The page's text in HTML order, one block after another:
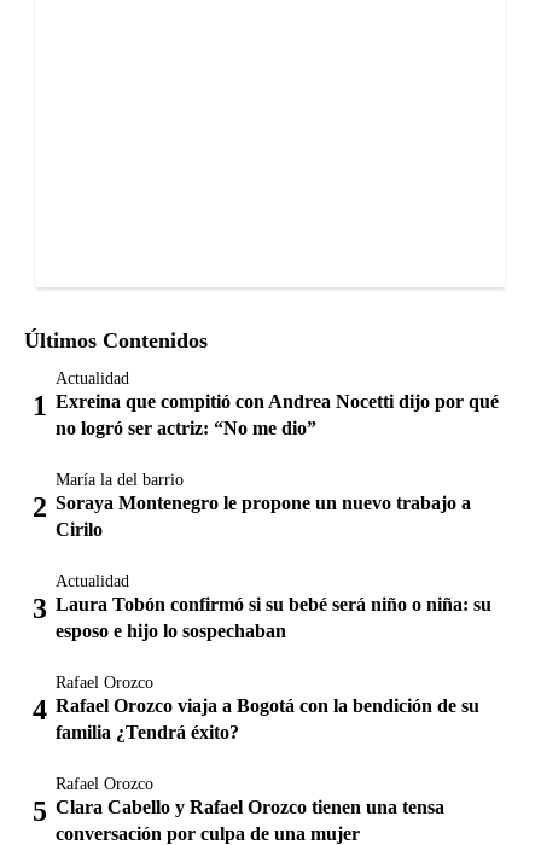
Últimos Contenidos
Actualidad
Exreina que compitió con Andrea Nocetti dijo por qué
no logró ser actriz: “No me dio”
María la del barrio
Soraya Montenegro le propone un nuevo trabajo a
Cirilo
Actualidad
Laura Tobón confirmó si su bebé será niño o niña: su
esposo e hijo lo sospechaban
Rafael Orozco
Rafael Orozco viaja a Bogotá con la bendición de su
familia ¿Tendrá éxito?
Rafael Orozco
Clara Cabello y Rafael Orozco tienen una tensa
conversación por culpa de una mujer